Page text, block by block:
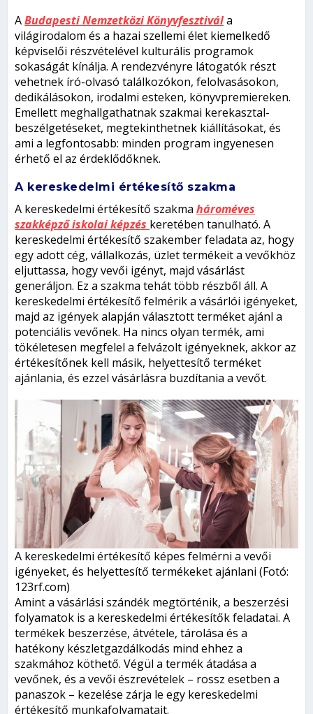
ABudapesti Nemzetközi Könyvfesztivála
világirodalom és a hazai szellemi élet kiemelkedő
képviselői részvételével kulturális programok
sokaságát kínálja. A rendezvényre látogatók részt
vehetnek író-olvasó találkozókon, felolvasásokon,
dedikálásokon, irodalmi esteken, könyvpremiereken.
Emellett meghallgathatnak szakmai kerekasztal-
beszélgetéseket, megtekinthetnek kiállításokat, és
ami a legfontosabb: minden program ingyenesen
érhető el az érdeklődőknek.
A kereskedelmi értékesítő szakma
A kereskedelmi értékesítő szakmahároméves
szakképző iskolai képzés keretében tanulható. A
kereskedelmi értékesítő szakember feladata az, hogy
egy adott cég, vállalkozás, üzlet termékeit a vevőkhöz
eljuttassa, hogy vevői igényt, majd vásárlást
generáljon. Ez a szakma tehát több részből áll. A
kereskedelmi értékesítő felmérik a vásárlói igényeket,
majd az igények alapján választott terméket ajánl a
potenciális vevőnek. Ha nincs olyan termék, ami
tökéletesen megfelel a felvázolt igényeknek, akkor az
értékesítőnek kell másik, helyettesítő terméket
ajánlania, és ezzel vásárlásra buzdítania a vevőt.
A kereskedelmi értékesítő képes felmérni a vevői
igényeket, és helyettesítő termékeket ajánlani (Fotó:
123rf.com)
Amint a vásárlási szándék megtörténik, a beszerzési
folyamatok is a kereskedelmi értékesítők feladatai. A
termékek beszerzése, átvétele, tárolása és a
hatékony készletgazdálkodás mind ehhez a
szakmához köthető. Végül a termék átadása a
vevőnek, és a vevői észrevételek – rossz esetben a
panaszok – kezelése zárja le egy kereskedelmi
értékesítő munkafolyamatait.